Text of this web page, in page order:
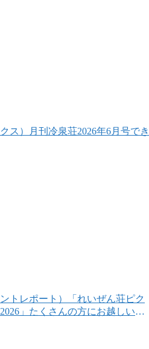
ス）月刊冷泉荘2026年6月号でき
トレポート）「れいぜん荘ピク
」たくさんの方にお越しいた